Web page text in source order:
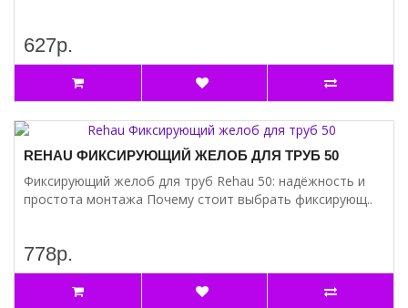
627р.
REHAU ФИКСИРУЮЩИЙ ЖЕЛОБ ДЛЯ ТРУБ 50
Фиксирующий желоб для труб Rehau 50: надёжность и
простота монтажа Почему стоит выбрать фиксирующ..
778р.